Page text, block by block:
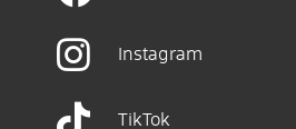
Instagram
TikTok